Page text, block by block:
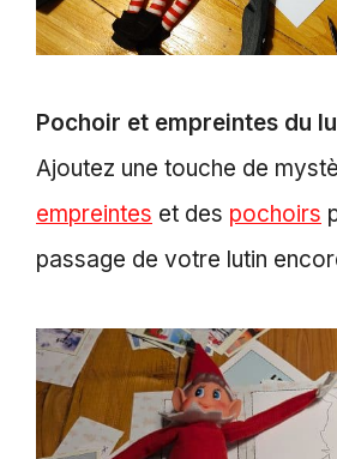
Pochoir et empreintes du
Ajoutez une touche de
empreintes et des pochoirs
passage de votre lutin